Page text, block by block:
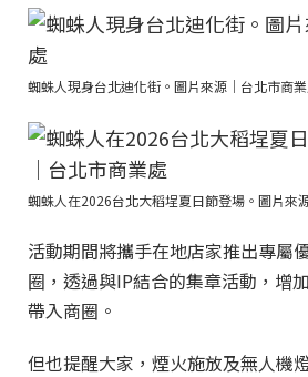
蜘蛛人現身台北迪化街。圖片來源｜台北市商
蜘蛛人在2026台北大稻埕夏日節登場。圖片來
活動期間將攜手在地店家推出專屬
圈，透過與IP結合的集章活動，增
帶入商圈。
但也提醒大家，煙火施放及無人機